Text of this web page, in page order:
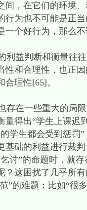
间，在它们的环境
为也不可能是正
一个好行为，那么
益判断和衡量往
性和合理性，也正
理性[65]。
在一些重大的局限
量得出“学生上课
学生都会受到惩
基础的利益进行裁
讨”的命题时，就
？这困扰了几乎所
”的难题：比如“